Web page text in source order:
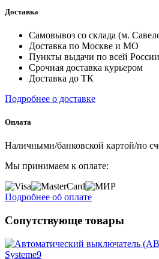
Доставка
Самовывоз со склада (м.
Доставка по Москве и МО
Пункты выдачи по всей России
Срочная доставка курьером
Доставка до ТК
Подробнее о доставке
Оплата
Наличными/банковской картой/по
Мы принимаем к оплате:
Подробнее об оплате
Сопутствующе товары